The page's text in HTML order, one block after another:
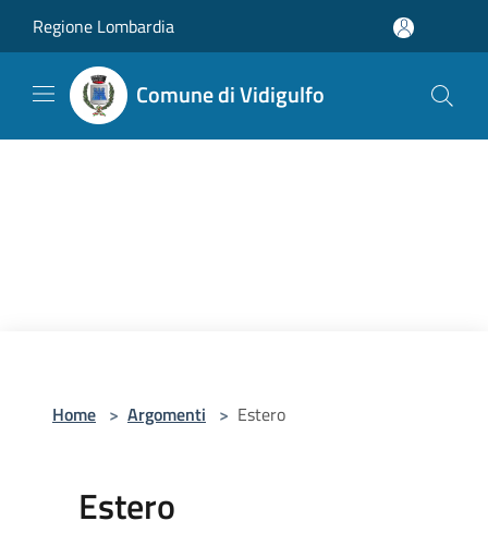
Regione Lombardia
Comune di Vidigulfo
Home > Argomenti > Estero
Estero